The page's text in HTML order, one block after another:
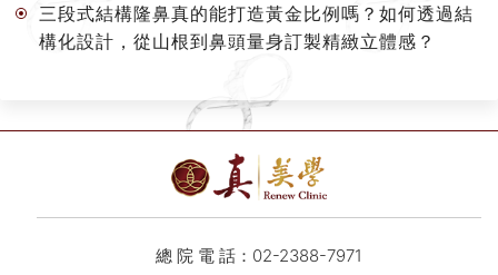
三段式結構隆鼻真的能打造黃金比例嗎？如何透過結
構化設計，從山根到鼻頭量身訂製精緻立體感？
總 院 電 話： 02-2388-7971